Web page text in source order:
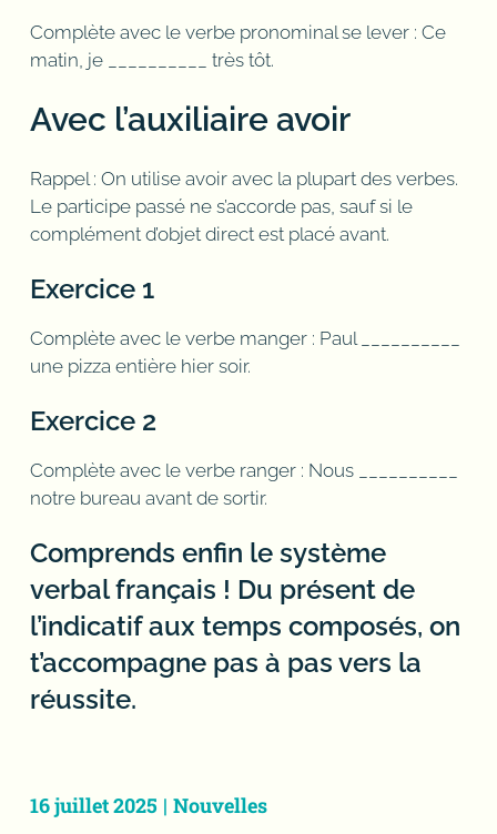
Complète avec le verbe pronominal se lever : Ce
matin, je __________ très tôt.
Avec l’auxiliaire avoir
Rappel : On utilise avoir avec la plupart des verbes.
Le participe passé ne s’accorde pas, sauf si le
complément d’objet direct est placé avant.
Exercice 1
Complète avec le verbe manger : Paul __________
une pizza entière hier soir.
Exercice 2
Complète avec le verbe ranger : Nous __________
notre bureau avant de sortir.
Comprends enfin le système
verbal français ! Du présent de
l’indicatif aux temps composés, on
t’accompagne pas à pas vers la
réussite.
16 juillet 2025 | Nouvelles